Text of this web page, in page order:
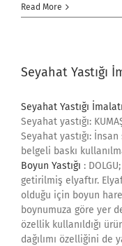
Read More
Seyahat Yastığı
Seyahat Yastığı İmalatı
Seyahat yastığı:
Seyahat yastığı:
belgeli baskı
Boyun Yastığı :
getirilmiş elyaftır.
olduğu için boyun
boynumuza göre yer
özellik kullanıldığı
dağılımı özelliğini de